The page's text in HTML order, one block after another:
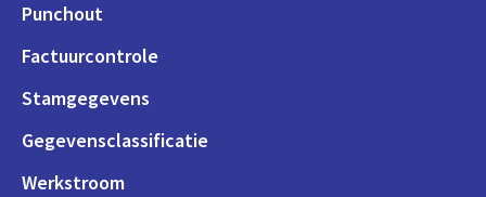
Punchout
Factuurcontrole
Stamgegevens
Gegevensclassificatie
Werkstroom